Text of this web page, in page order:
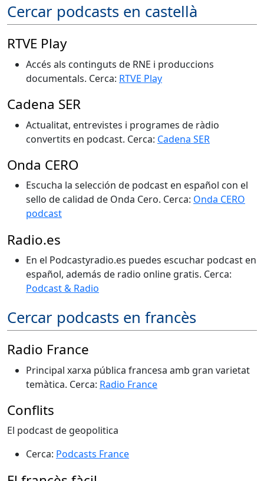
Cercar podcasts en castellà
RTVE Play
Accés als continguts de RNE i produccions
documentals. Cerca: RTVE Play
Cadena SER
Actualitat, entrevistes i programes de ràdio
convertits en podcast. Cerca: Cadena SER
Onda CERO
Escucha la selección de podcast en español con el
sello de calidad de Onda Cero. Cerca: Onda CERO
podcast
Radio.es
En el Podcastyradio.es puedes escuchar podcast en
español, además de radio online gratis. Cerca:
Podcast & Radio
Cercar podcasts en francès
Radio France
Principal xarxa pública francesa amb gran varietat
temàtica. Cerca: Radio France
Conflits
El podcast de geopolitica
Cerca: Podcasts France